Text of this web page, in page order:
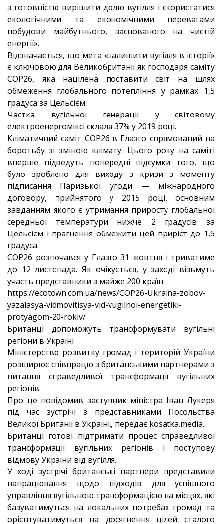
з готовністю вирішити долю вугілля і скористатися
екологічними та економічними перевагами
побудови майбутнього, заснованого на чистій
енергії».
Відзначається, що мета «залишити вугілля в історії»
є ключовою для Великобританії як господаря саміту
COP26, яка націлена поставити світ на шлях
обмеження глобального потепління у рамках 1,5
градуса за Цельсієм.
Частка вугільної генерації у світовому
електроенергоміксі склала 37% у 2019 році.
Кліматичний саміт COP26 в Глазго спрямований на
боротьбу зі зміною клімату. Цього року на саміті
вперше підведуть попередні підсумки того, що
було зроблено для виходу з кризи з моменту
підписання Паризької угоди — міжнародного
договору, прийнятого у 2015 році, основним
завданням якого є утримання приросту глобальної
середньої температури нижче 2 градусів за
Цельсієм і прагнення обмежити цей приріст до 1,5
градуса.
COP26 розпочався у Глазго 31 жовтня і триватиме
до 12 листопада. Як очікується, у заході візьмуть
участь представники з майже 200 країн.
https://ecotown.com.ua/news/COP26-Ukraina-zobov-
yazalasya-vidmovitisya-vid-vugilnoi-energetiki-
protyagom-20-rokiv/
Британці допоможуть трансформувати вугільні
регіони в Україні
Міністерство розвитку громад і територій України
розширює співпрацю з британськими партнерами з
питання справедливої трансформації вугільних
регіонів.
Про це повідомив заступник міністра Іван Лукеря
під час зустрічі з представниками Посольства
Великої Британії в Україні., передає kosatka.media.
Британці готові підтримати процес справедливої
трансформації вугільних регіонів і поступову
відмову України від вугілля.
У ході зустрічі британські партнери представили
напрацювання щодо підходів для успішного
управління вугільною трансформацією на місцях, які
базуватимуться на локальних потребах громад та
орієнтуватимуться на досягнення цілей сталого